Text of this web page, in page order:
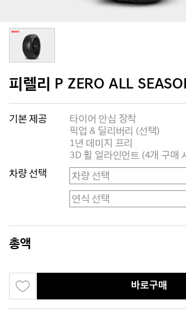
피렐리 P ZERO ALL
기본 제공
타이어 안심 장착
픽업 & 딜리버리 (선택)
1년 데미지 프리
3D 휠 얼라인먼트 (4개 구매
차량 선택
총액
바로구매